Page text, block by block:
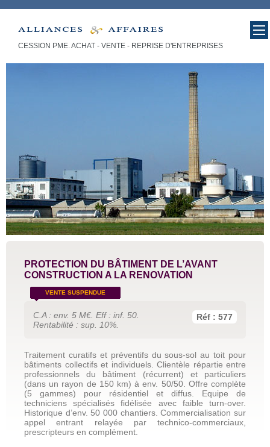
cession entreprise - vente PME,
entreprise : Affaires
CESSION PME. ACHAT - VENTE - REPRISE D'ENTREPRISES
PROTECTION DU BÂTIMENT DE L’AVANT
CONSTRUCTION A LA RENOVATION
VENTE SUSPENDUE
Réf : 577
C.A : env. 5 M€. Eff : inf. 50.
Rentabilité : sup. 10%.
Traitement curatifs et préventifs du sous-sol au toit pour
bâtiments collectifs et individuels. Clientèle répartie entre
professionnels du bâtiment (récurrent) et particuliers
(dans un rayon de 150 km) à env. 50/50. Offre complète
(5 gammes) pour résidentiel et diffus. Equipe de
techniciens spécialisés fidélisée avec faible turn-over.
Historique d’env. 50 000 chantiers. Commercialisation sur
appel entrant relayée par technico-commerciaux,
prescripteurs en complément.